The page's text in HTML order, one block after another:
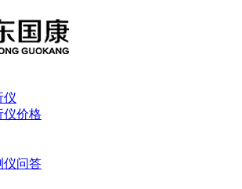
仪
仪价格
仪问答